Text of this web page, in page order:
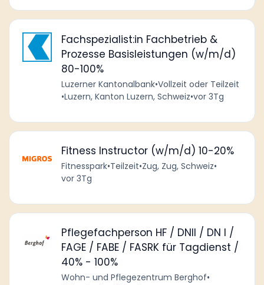
Fachspezialist:in Fachbetrieb &
Prozesse Basisleistungen (w/m/d)
80-100%
Luzerner Kantonalbank•Vollzeit oder Teilzeit
•Luzern, Kanton Luzern, Schweiz•vor 3Tg
Fitness Instructor (w/m/d) 10-20%
Fitnesspark•Teilzeit•Zug, Zug, Schweiz•
vor 3Tg
Pflegefachperson HF / DNII / DN I /
FAGE / FABE / FASRK für Tagdienst /
40% - 100%
Wohn- und Pflegezentrum Berghof•